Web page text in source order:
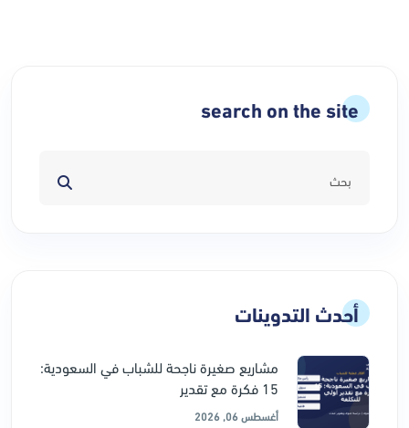
search on the site
أحدث التدوينات
مشاريع صغيرة ناجحة للشباب في السعودية:
15 فكرة مع تقدير
أغسطس 06, 2026